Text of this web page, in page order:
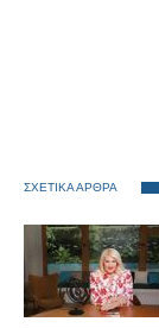
ΣΧΕΤΙΚΑ ΑΡΘΡΑ